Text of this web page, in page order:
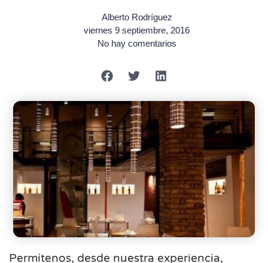
Alberto Rodríguez
viernes 9 septiembre, 2016
No hay comentarios
Permítenos, desde nuestra experiencia,